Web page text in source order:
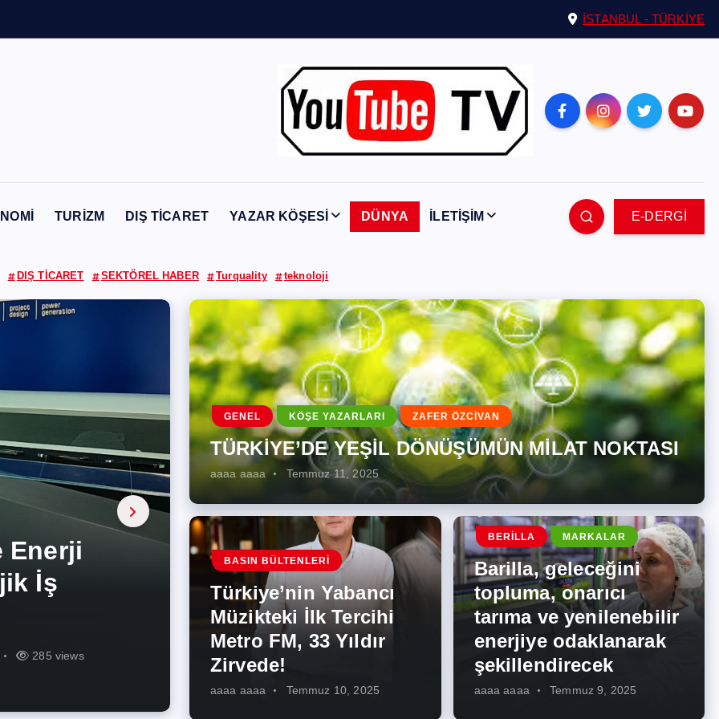
İSTANBUL - TÜRKİYE
TURİZM DIŞ TİCARET YAZAR KÖŞESİ DÜNYA İLETİŞİM E-DERGİ
DIŞ TİCARET SEKTÖREL HABER Turquality teknoloji
342 views
İlk
271 views
273 views
Enerji
İş
285 views
Kısa
225 views
Artması
260 views
GENEL KÖŞE YAZARLARI ZAFER ÖZCİVAN
TÜRKİYE’DE YEŞİL DÖNÜŞÜMÜN MİLAT NOKTASI
aaaa aaaa Temmuz 11, 2025
BASIN BÜLTENLERI
Türkiye’nin Yabancı
Müzikteki İlk Tercihi
Metro FM, 33 Yıldır
Zirvede!
aaaa aaaa Temmuz 10, 2025
BERILLA MARKALAR
Barilla, geleceğini
topluma, onarıcı
tarıma ve yenilenebilir
enerjiye odaklanarak
şekillendirecek
aaaa aaaa Temmuz 9, 2025